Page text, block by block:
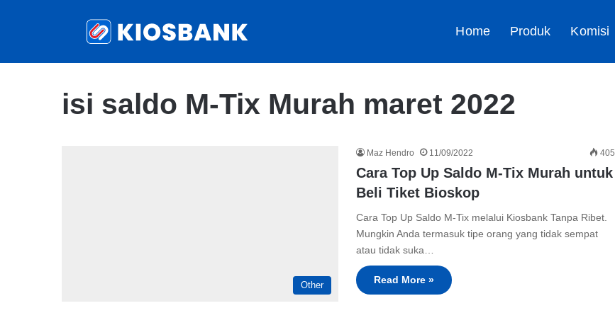
Home Produk Komisi
isi saldo M-Tix Murah maret 2022
Other
Maz Hendro 11/09/2022 405
Cara Top Up Saldo M-Tix Murah untuk
Beli Tiket Bioskop
Cara Top Up Saldo M-Tix melalui Kiosbank Tanpa Ribet.
Mungkin Anda termasuk tipe orang yang tidak sempat
atau tidak suka…
Read More »